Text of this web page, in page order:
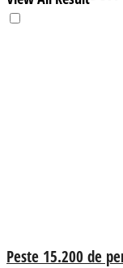
Peste 15.200 de